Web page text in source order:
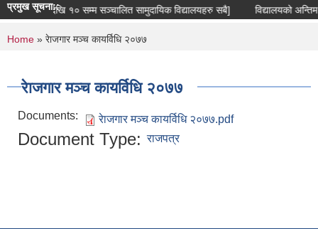
प्रमुख सूचना::
कक्षा ८ देखि १० सम्म सञ्चालित सामुदायिक विद्यालयहरु सबै] विद्यालयको
You are here
Home » रेाजगार मञ्च कायर्विधि २०७७
रेाजगार मञ्च कायर्विधि २०७७
Documents: रेाजगार मञ्च कायर्विधि २०७७.pdf
Document Type: राजपत्र